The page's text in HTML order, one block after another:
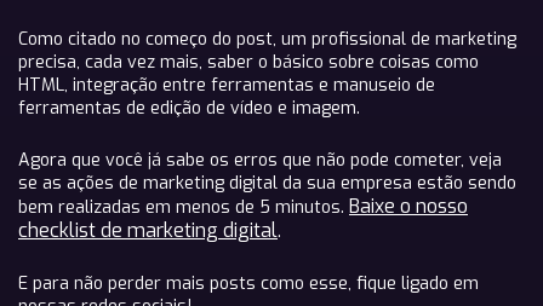
Como citado no começo do post, um profissional de marketing
precisa, cada vez mais, saber o básico sobre coisas como
HTML, integração entre ferramentas e manuseio de
ferramentas de edição de vídeo e imagem.
Agora que você já sabe os erros que não pode cometer, veja
se as ações de marketing digital da sua empresa estão sendo
bem realizadas em menos de 5 minutos. Baixe o nosso
checklist de marketing digital.
E para não perder mais posts como esse, fique ligado em